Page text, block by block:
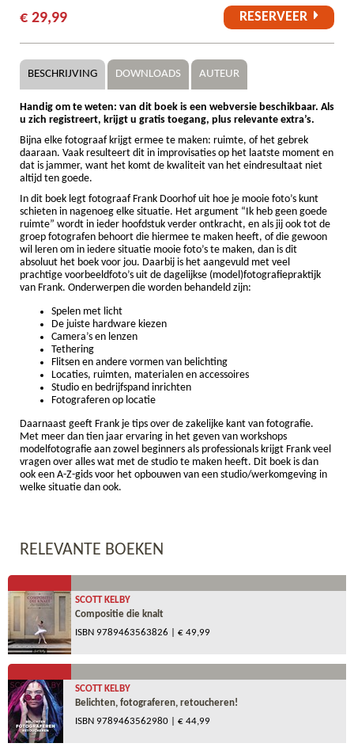
€ 29,99 RESERVEER
BESCHRIJVING DOWNLOADS AUTEUR
Handig om te weten: van dit boek is een webversie beschikbaar. Als
u zich registreert, krijgt u gratis toegang, plus relevante extra’s.
Bijna elke fotograaf krijgt ermee te maken: ruimte, of het gebrek
daaraan. Vaak resulteert dit in improvisaties op het laatste moment en
dat is jammer, want het komt de kwaliteit van het eindresultaat niet
altijd ten goede.
In dit boek legt fotograaf Frank Doorhof uit hoe je mooie foto’s kunt
schieten in nagenoeg elke situatie. Het argument “Ik heb geen goede
ruimte” wordt in ieder hoofdstuk verder ontkracht, en als jij ook tot de
groep fotografen behoort die hiermee te maken heeft, of die gewoon
wil leren om in iedere situatie mooie foto’s te maken, dan is dit
absoluut het boek voor jou. Daarbij is het aangevuld met veel
prachtige voorbeeldfoto’s uit de dagelijkse (model)fotografiepraktijk
van Frank. Onderwerpen die worden behandeld zijn:
Spelen met licht
De juiste hardware kiezen
Camera’s en lenzen
Tethering
Flitsen en andere vormen van belichting
Locaties, ruimten, materialen en accessoires
Studio en bedrijfspand inrichten
Fotograferen op locatie
Daarnaast geeft Frank je tips over de zakelijke kant van fotografie.
Met meer dan tien jaar ervaring in het geven van workshops
modelfotografie aan zowel beginners als professionals krijgt Frank veel
vragen over alles wat met de studio te maken heeft. Dit boek is dan
ook een A-Z-gids voor het opbouwen van een studio/werkomgeving in
welke situatie dan ook.
RELEVANTE BOEKEN
SCOTT KELBY
Compositie die knalt
ISBN 9789463563826 | € 49,99
SCOTT KELBY
Belichten, fotograferen, retoucheren!
ISBN 9789463562980 | € 44,99